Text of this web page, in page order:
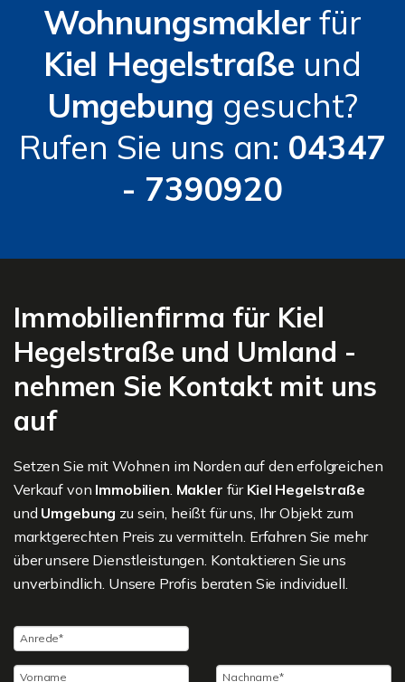
Wohnungsmaklerfür
Kiel Hegelstraße und
Umgebung gesucht?
Rufen Sie uns an: 04347
- 7390920
Immobilienfirma für Kiel
Hegelstraße und Umland -
nehmen Sie Kontakt mit uns
auf
Setzen Sie mit Wohnen im Norden auf den erfolgreichen
Verkauf von Immobilien Makler für Kiel Hegelstraße
und Umgebung zu sein, heißt für uns, Ihr Objekt zum
marktgerechten Preis zu vermitteln. Erfahren Sie mehr
über unsere Dienstleistungen. Kontaktieren Sie uns
unverbindlich. Unsere Profis beraten Sie individuell.